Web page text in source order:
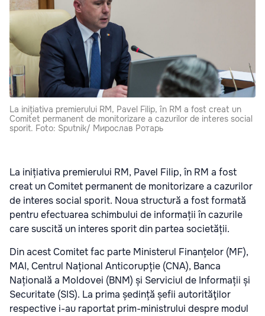
La inițiativa premierului RM, Pavel Filip, în RM a fost creat un
Comitet permanent de monitorizare a cazurilor de interes social
sporit. Foto: Sputnik/ Мирослав Ротарь
La inițiativa premierului RM, Pavel Filip, în RM a fost
creat un Comitet permanent de monitorizare a cazurilor
de interes social sporit. Noua structură a fost formată
pentru efectuarea schimbului de informații în cazurile
care suscită un interes sporit din partea societății.
Din acest Comitet fac parte Ministerul Finanțelor (MF),
MAI, Centrul Național Anticorupție (CNA), Banca
Națională a Moldovei (BNM) și Serviciul de Informații și
Securitate (SIS). La prima ședință șefii autorităţilor
respective i-au raportat prim-ministrului despre modul